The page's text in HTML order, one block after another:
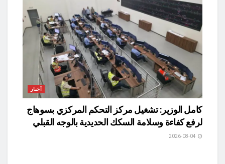
أخبار
كامل الوزير: تشغيل مركز التحكم المركزي بسوهاج
لرفع كفاءة وسلامة السكك الحديدية بالوجه القبلي